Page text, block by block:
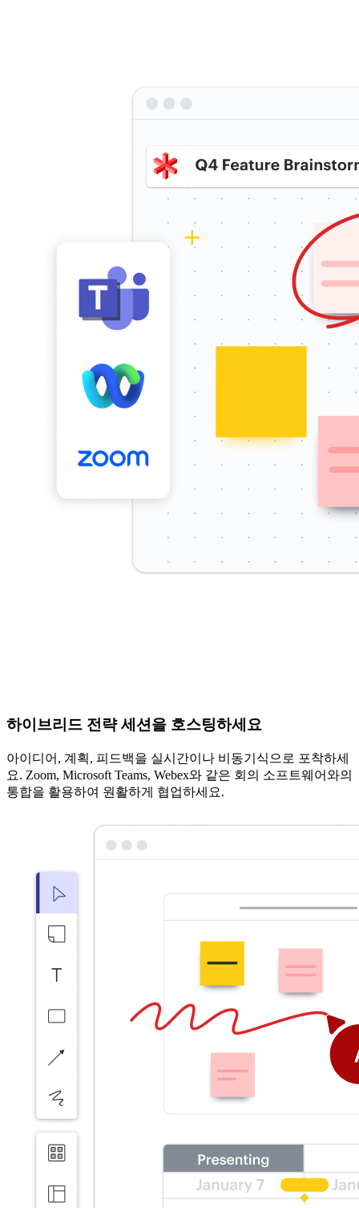
하이브리드 전략 세션을 호스팅하세요
아이디어, 계획, 피드백을 실시간이나 비동기식으로 포착하세
요. Zoom, Microsoft Teams, Webex와 같은 회의 소프트웨어와의
통합을 활용하여 원활하게 협업하세요.